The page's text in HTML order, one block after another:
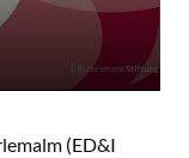
(ED&I